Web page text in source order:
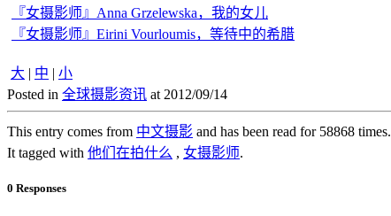
『女摄影师』Anna Grzelewska，我的女儿
『女摄影师』Eirini Vourloumis，等待中的希腊
大 | 中 | 小
Posted in 全球摄影资讯 at 2012/09/14
This entry comes from 中文摄影 and has been read for 58868 times.
It tagged with 他们在拍什么 , 女摄影师.
0 Responses